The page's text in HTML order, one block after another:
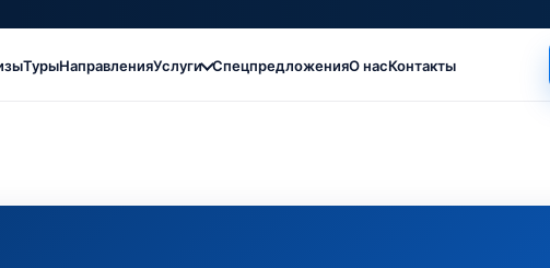
ТурыНаправленияУслуги СпецпредложенияО насКонтакты